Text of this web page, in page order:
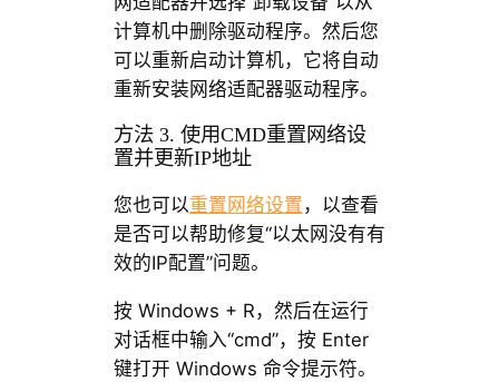
计算机中删除驱动程序。然后您
可以重新启动计算机，它将自动
重新安装网络适配器驱动程序。
方法 3. 使用CMD重置网络设
置并更新IP地址
您也可以重置网络设置 ，以查看
是否可以帮助修复“以太网没有有
效的IP配置”问题。
按 Windows + R，然后在运行
对话框中输入“cmd”，按 Enter
键打开 Windows 命令提示符。